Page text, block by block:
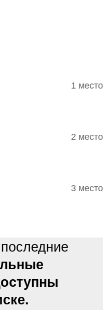
1 место
2 место
3 место